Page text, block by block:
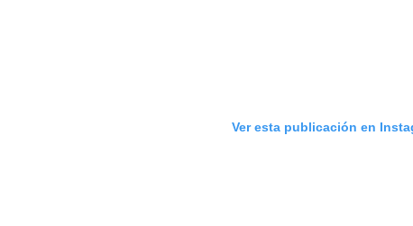
Ver esta publicación en